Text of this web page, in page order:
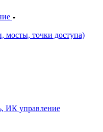
мосты, точки доступа)
ИК управление